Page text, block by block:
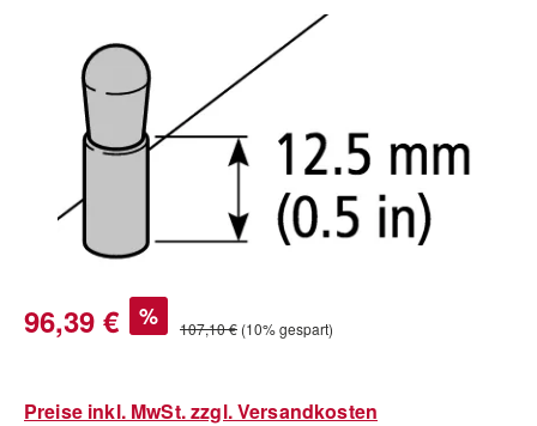
Verkaufspreis:
96,39 € % Regulärer Preis:
107,10 € (10% gespart)
Preise inkl. MwSt. zzgl. Versandkosten